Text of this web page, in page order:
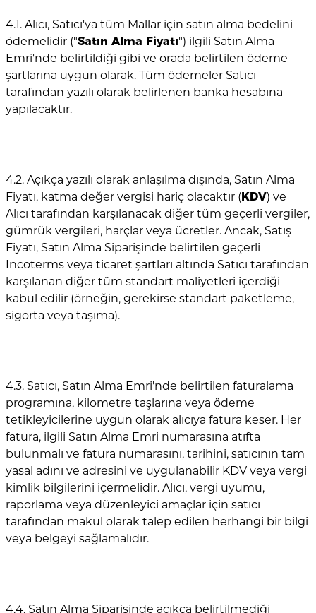
4.1. Alıcı, Satıcı'ya tüm Mallar için satın alma bedelini
ödemelidir ("Satın Alma Fiyatı") ilgili Satın Alma
Emri'nde belirtildiği gibi ve orada belirtilen ödeme
şartlarına uygun olarak. Tüm ödemeler Satıcı
tarafından yazılı olarak belirlenen banka hesabına
yapılacaktır.
4.2. Açıkça yazılı olarak anlaşılma dışında, Satın Alma
Fiyatı, katma değer vergisi hariç olacaktır (KDV) ve
Alıcı tarafından karşılanacak diğer tüm geçerli vergiler,
gümrük vergileri, harçlar veya ücretler. Ancak, Satış
Fiyatı, Satın Alma Siparişinde belirtilen geçerli
Incoterms veya ticaret şartları altında Satıcı tarafından
karşılanan diğer tüm standart maliyetleri içerdiği
kabul edilir (örneğin, gerekirse standart paketleme,
sigorta veya taşıma).
4.3. Satıcı, Satın Alma Emri'nde belirtilen faturalama
programına, kilometre taşlarına veya ödeme
tetikleyicilerine uygun olarak alıcıya fatura keser. Her
fatura, ilgili Satın Alma Emri numarasına atıfta
bulunmalı ve fatura numarasını, tarihini, satıcının tam
yasal adını ve adresini ve uygulanabilir KDV veya vergi
kimlik bilgilerini içermelidir. Alıcı, vergi uyumu,
raporlama veya düzenleyici amaçlar için satıcı
tarafından makul olarak talep edilen herhangi bir bilgi
veya belgeyi sağlamalıdır.
4.4. Satın Alma Siparişinde açıkça belirtilmediği